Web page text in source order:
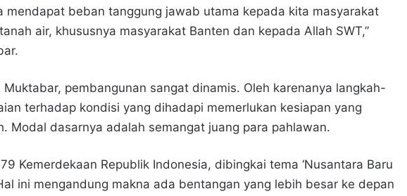
mendapat beban tanggung jawab utama kepada kita masyarakat
air, khususnya masyarakat Banten dan kepada Allah SWT,”
Muktabar, pembangunan sangat dinamis. Oleh karenanya langkah-
terhadap kondisi yang dihadapi memerlukan kesiapan yang
Modal dasarnya adalah semangat juang para pahlawan.
Kemerdekaan Republik Indonesia, dibingkai tema ‘Nusantara Baru
ini mengandung makna ada bentangan yang lebih besar ke depan